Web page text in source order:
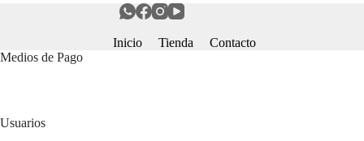
Inicio Tienda
Contacto
Medios de Pago
Usuarios